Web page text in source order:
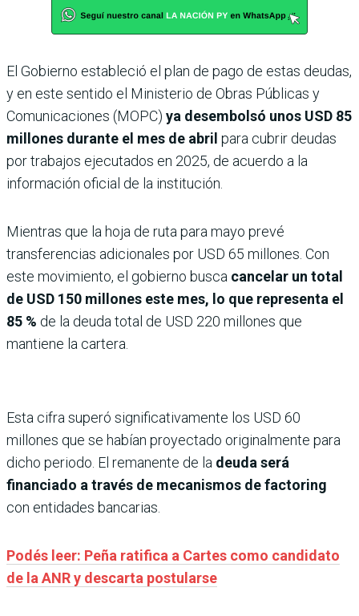
El Gobierno estableció el plan de pago de estas deudas,
y en este sentido el Ministerio de Obras Públicas y
Comunicaciones (MOPC) ya desembolsó unos USD 85
millones durante el mes de abril para cubrir deudas
por trabajos ejecutados en 2025, de acuerdo a la
información oficial de la institución.
Mientras que la hoja de ruta para mayo prevé
transferencias adicionales por USD 65 millones. Con
este movimiento, el gobierno busca cancelar un total
de USD 150 millones este mes, lo que representa el
85 % de la deuda total de USD 220 millones que
mantiene la cartera.
Esta cifra superó significativamente los USD 60
millones que se habían proyectado originalmente para
dicho periodo. El remanente de la deuda será
financiado a través de mecanismos de factoring
con entidades bancarias.
Podés leer: Peña ratifica a Cartes como candidato
de la ANR y descarta postularse